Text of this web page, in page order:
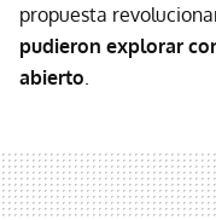
propuesta
pudieron explorar
abierto